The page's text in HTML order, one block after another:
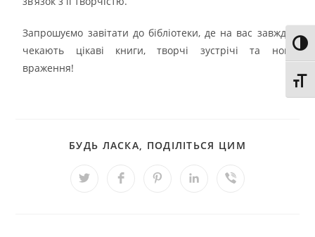
Запрошуємо завітати до бібліотеки, де на вас завжди
чекають цікаві книги, творчі зустрічі та нові
враження!
БУДЬ ЛАСКА, ПОДІЛІТЬСЯ ЦИМ